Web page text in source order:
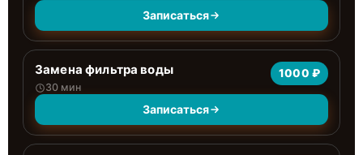
Записаться
Замена фильтра воды
30 мин
1000 ₽
Записаться